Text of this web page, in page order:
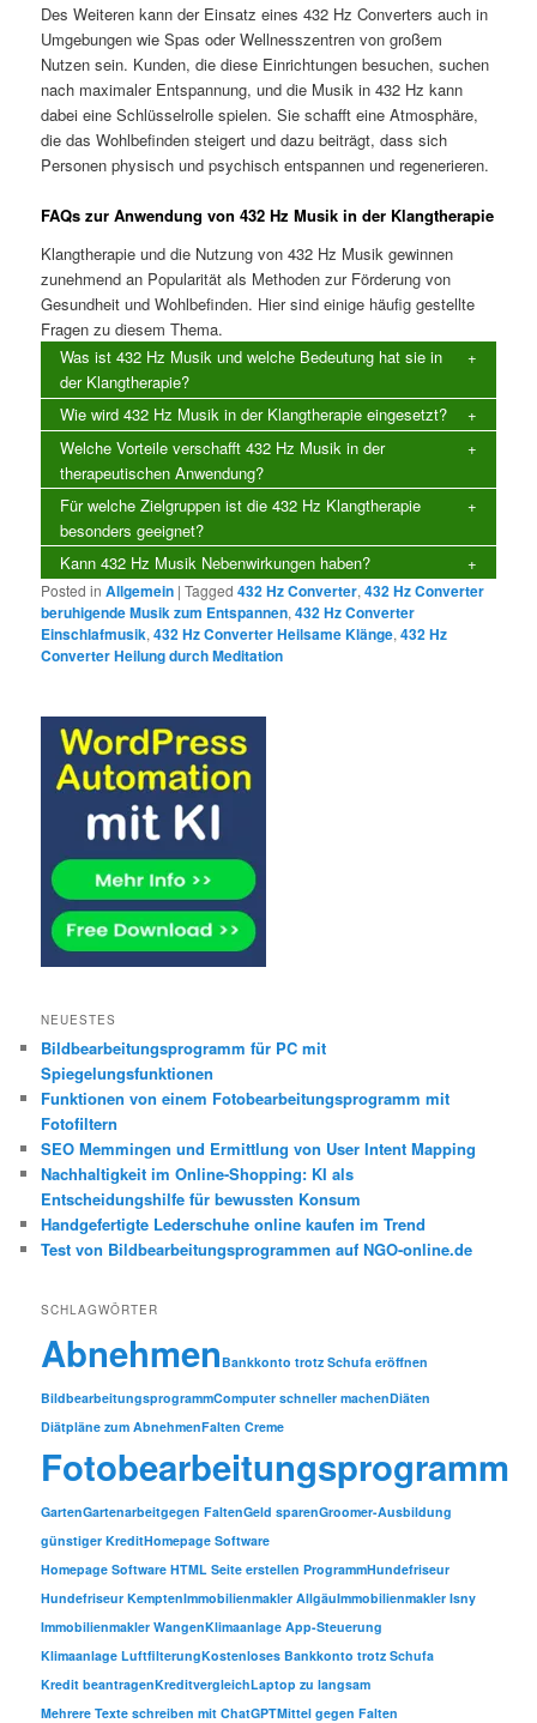
Des Weiteren kann der Einsatz eines 432 Hz Converters auch in
Umgebungen wie Spas oder Wellnesszentren von großem
Nutzen sein. Kunden, die diese Einrichtungen besuchen, suchen
nach maximaler Entspannung, und die Musik in 432 Hz kann
dabei eine Schlüsselrolle spielen. Sie schafft eine Atmosphäre,
die das Wohlbefinden steigert und dazu beiträgt, dass sich
Personen physisch und psychisch entspannen und regenerieren.
FAQs zur Anwendung von 432 Hz Musik in der Klangtherapie
Klangtherapie und die Nutzung von 432 Hz Musik gewinnen
zunehmend an Popularität als Methoden zur Förderung von
Gesundheit und Wohlbefinden. Hier sind einige häufig gestellte
Fragen zu diesem Thema.
Was ist 432 Hz Musik und welche Bedeutung hat sie in
der Klangtherapie?
Wie wird 432 Hz Musik in der Klangtherapie eingesetzt?
Welche Vorteile verschafft 432 Hz Musik in der
therapeutischen Anwendung?
Für welche Zielgruppen ist die 432 Hz Klangtherapie
besonders geeignet?
Kann 432 Hz Musik Nebenwirkungen haben?
Posted in Allgemein |Tagged 432 Hz Converter,432 Hz Converter
beruhigende Musik zum Entspannen,432 Hz Converter
Einschlafmusik,432 Hz Converter Heilsame Klänge,432 Hz
Converter Heilung durch Meditation
NEUESTES
Bildbearbeitungsprogramm für PC mit
Spiegelungsfunktionen
Funktionen von einem Fotobearbeitungsprogramm mit
Fotofiltern
SEO Memmingen und Ermittlung von User Intent Mapping
Nachhaltigkeit im Online-Shopping: KI als
Entscheidungshilfe für bewussten Konsum
Handgefertigte Lederschuhe online kaufen im Trend
Test von Bildbearbeitungsprogrammen auf NGO-online.de
SCHLAGWÖRTER
AbnehmenBankkonto trotz Schufa eröffnen
BildbearbeitungsprogrammComputer schneller machenDiäten
Diätpläne zum AbnehmenFalten Creme
Fotobearbeitungsprogramm
GartenGartenarbeitgegen FaltenGeld sparenGroomer-Ausbildung
günstiger KreditHomepage Software
Homepage Software HTML Seite erstellen ProgrammHundefriseur
Hundefriseur KemptenImmobilienmakler AllgäuImmobilienmakler Isny
Immobilienmakler WangenKlimaanlage App-Steuerung
Klimaanlage LuftfilterungKostenloses Bankkonto trotz Schufa
Kredit beantragenKreditvergleichLaptop zu langsam
Mehrere Texte schreiben mit ChatGPTMittel gegen Falten